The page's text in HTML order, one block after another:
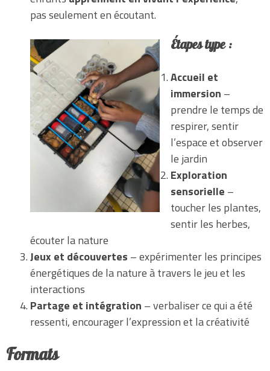
pas seulement en écoutant.
Étapes type :
Accueil et
immersion –
prendre le temps de
respirer, sentir
l’espace et observer
le jardin
Exploration
sensorielle –
toucher les plantes,
sentir les herbes,
écouter la nature
Jeux et découvertes – expérimenter les principes
énergétiques de la nature à travers le jeu et les
interactions
Partage et intégration – verbaliser ce qui a été
ressenti, encourager l’expression et la créativité
Formats